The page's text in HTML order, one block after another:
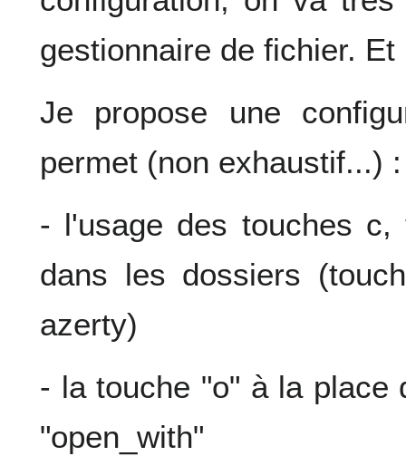
gestionnaire de fichier.
Je propose une
permet (non exhaustif...) :
- l'usage des touches
dans les dossiers
azerty)
- la touche "o" à la place
"open_with"